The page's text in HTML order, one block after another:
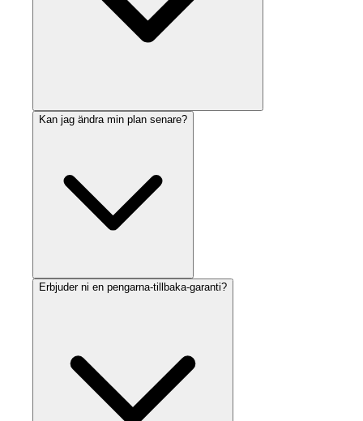
Kan jag ändra min plan senare?
Erbjuder ni en pengarna-tillbaka-garanti?